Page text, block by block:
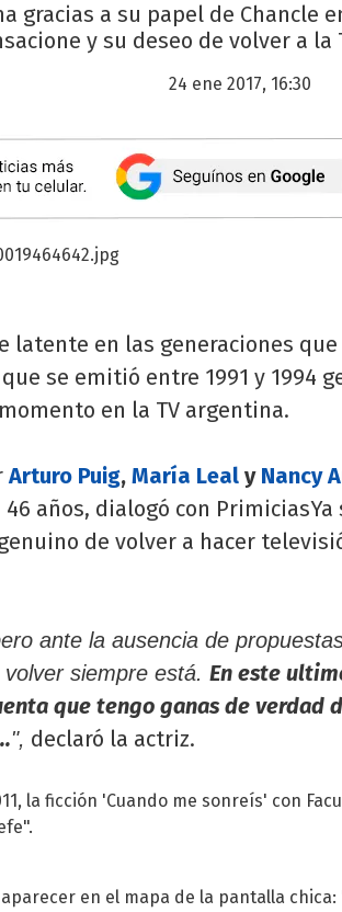
gracias a su papel de Chancle
y su deseo de volver a la
24 ene 2017, 16:30
latente en las generaciones que
se emitió entre 1991 y 1994
en la TV argentina.
Arturo Puig, María Leal y Nancy
años, dialogó con PrimiciasYa
de volver a hacer
ante la ausencia de
siempre está. En este
que tengo ganas de verdad
", declaró la actriz.
la ficción 'Cuando me sonreís' con
en el mapa de la pantalla chica: